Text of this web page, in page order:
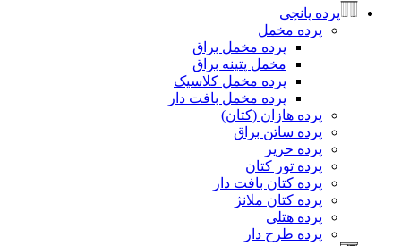
پرده پانچی
پرده مخمل
پرده مخمل براق
مخمل پتینه براق
پرده مخمل کلاسیک
پرده مخمل بافت دار
پرده هازان (کتان)
پرده ساتن براق
پرده حریر
پرده تور کتان
پرده کتان بافت دار
پرده کتان ملانژ
پرده هتلی
پرده طرح دار